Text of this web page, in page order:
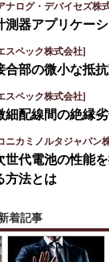
ナログ・デバイセズ株
測器アプリケー
スペック株式会社]
合部の微小な抵
スペック株式会社]
細配線間の絶縁
ニカミノルタジャパン
世代電池の性能
方法とは
着記事